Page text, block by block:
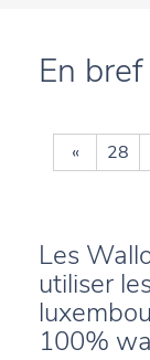
En bref
« 28
Les
utiliser
100%